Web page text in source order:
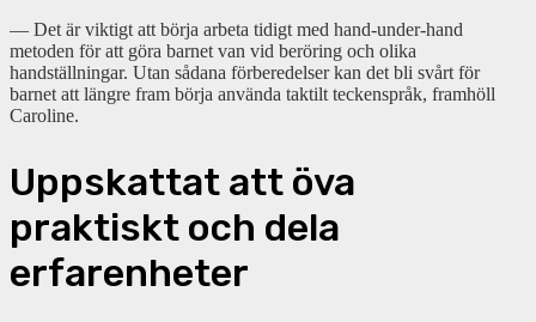
— Det är viktigt att börja arbeta tidigt med hand-under-hand
metoden för att göra barnet van vid beröring och olika
handställningar. Utan sådana förberedelser kan det bli svårt för
barnet att längre fram börja använda taktilt teckenspråk, framhöll
Caroline.
Uppskattat att öva
praktiskt och dela
erfarenheter